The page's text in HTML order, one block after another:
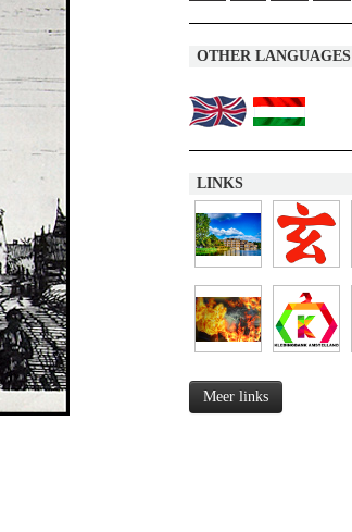
OTHER LANGUAGES
LINKS
Meer links